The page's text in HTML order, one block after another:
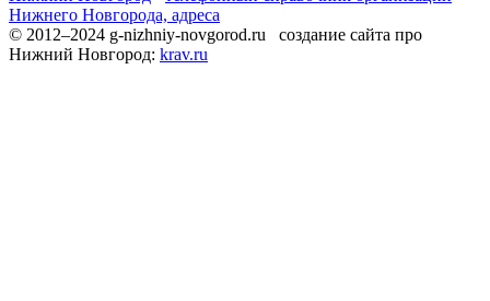
Нижнего Новгорода, адреса
© 2012–2024 g-nizhniy-novgorod.ru создание сайта про
Нижний Новгород: krav.ru